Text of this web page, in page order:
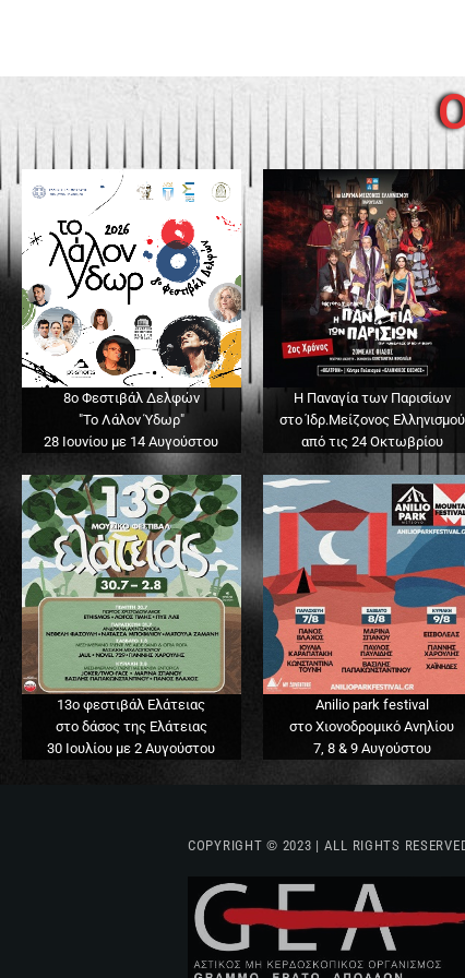
8ο Φεστιβάλ Δελφών
"Το Λάλον Ύδωρ"
28 Ιουνίου με 14 Αυγούστου
Η Παναγία των Παρισίων
στο Ίδρ.Μείζονος Ελληνισμού
από τις 24 Οκτωβρίου
13o φεστιβάλ Ελάτειας
στο δάσος της Ελάτειας
30 Ιουλίου με 2 Αυγούστου
Anilio park festival
στο Χιονοδρομικό Ανηλίου
7, 8 & 9 Αυγούστου
COPYRIGHT © 2023 | ALL RIGHTS